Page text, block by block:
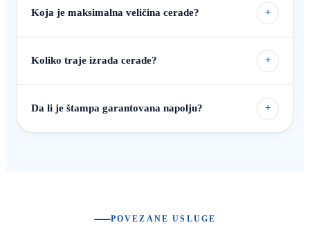
Koja je maksimalna veličina cerade? +
Koliko traje izrada cerade? +
Da li je štampa garantovana napolju? +
POVEZANE USLUGE